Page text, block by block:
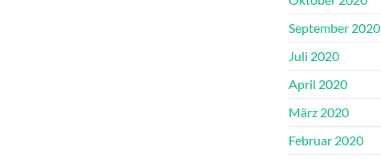
September 2020
Juli 2020
April 2020
März 2020
Februar 2020